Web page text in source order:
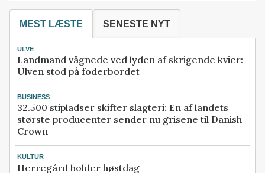
MEST LÆSTE SENESTE NYT
ULVE
Landmand vågnede ved lyden af skrigende kvier:
Ulven stod på foderbordet
BUSINESS
32.500 stipladser skifter slagteri: En af landets
største producenter sender nu grisene til Danish
Crown
KULTUR
Herregård holder høstdag